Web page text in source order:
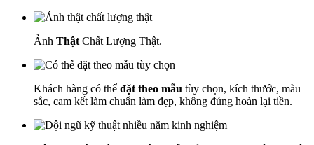
Ảnh Thật Chất Lượng Thật.
Khách hàng có thể đặt theo mẫu tùy chọn, kích thước, màu
sắc, cam kết làm chuẩn làm đẹp, không đúng hoàn lại tiền.